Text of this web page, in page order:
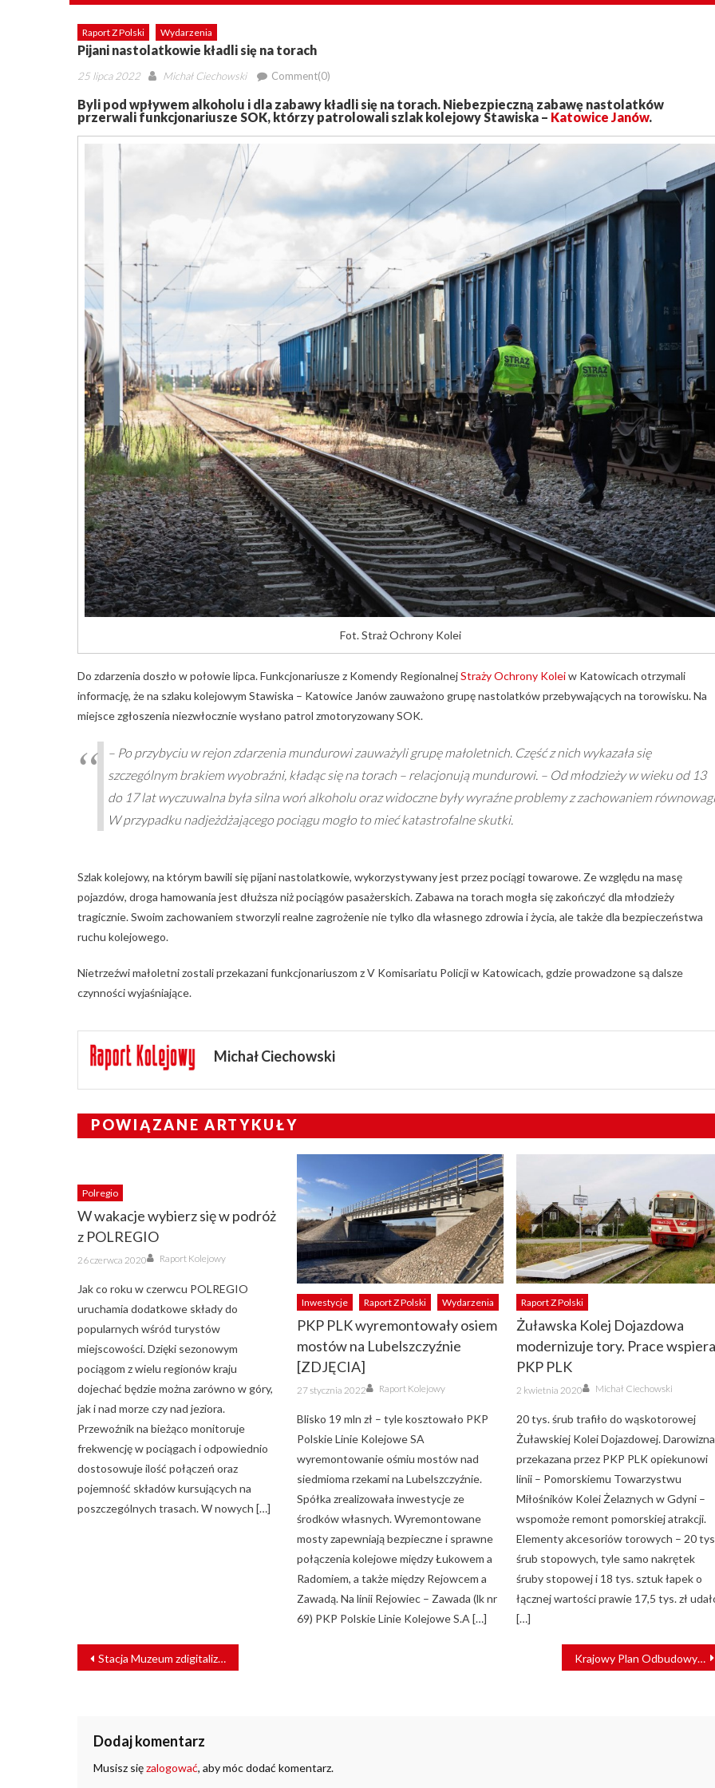
Raport Z Polski Wydarzenia
Pijani nastolatkowie kładli się na torach
Posted
25 lipca 2022 Author
Michał Ciechowski Comment(0)
Byli pod wpływem alkoholu i dla zabawy kładli się na torach. Niebezpieczną zabawę nastolatków
przerwali funkcjonariusze SOK, którzy patrolowali szlak kolejowy Stawiska – Katowice Janów.
Fot. Straż Ochrony Kolei
Do zdarzenia doszło w połowie lipca. Funkcjonariusze z Komendy RegionalnejStraży Ochrony Koleiw Katowicach otrzymali
informację, że na szlaku kolejowym Stawiska – Katowice Janów zauważono grupę nastolatków przebywających na torowisku. Na
miejsce zgłoszenia niezwłocznie wysłano patrol zmotoryzowany SOK.
– Po przybyciu w rejon zdarzenia mundurowi zauważyli grupę małoletnich. Część z nich wykazała się
szczególnym brakiem wyobraźni, kładąc się na torach – relacjonują mundurowi. – Od młodzieży w wieku od 13
do 17 lat wyczuwalna była silna woń alkoholu oraz widoczne były wyraźne problemy z zachowaniem
W przypadku nadjeżdżającego pociągu mogło to mieć katastrofalne skutki.
Szlak kolejowy, na którym bawili się pijani nastolatkowie, wykorzystywany jest przez pociągi towarowe. Ze względu na masę
pojazdów, droga hamowania jest dłuższa niż pociągów pasażerskich. Zabawa na torach mogła się zakończyć dla młodzieży
tragicznie. Swoim zachowaniem stworzyli realne zagrożenie nie tylko dla własnego zdrowia i życia, ale także dla bezpieczeństwa
ruchu kolejowego.
Nietrzeźwi małoletni zostali przekazani funkcjonariuszom z V Komisariatu Policji w Katowicach, gdzie prowadzone są dalsze
czynności wyjaśniające.
Michał Ciechowski
POWIĄZANE ARTYKUŁY
Polregio
W wakacje wybierz się w podróż
z POLREGIO
Posted
on
26 czerwca 2020 Author
Raport Kolejowy
Jak co roku w czerwcu POLREGIO
uruchamia dodatkowe składy do
popularnych wśród turystów
miejscowości. Dzięki sezonowym
pociągom z wielu regionów kraju
dojechać będzie można zarówno w góry,
jak i nad morze czy nad jeziora.
Przewoźnik na bieżąco monitoruje
frekwencję w pociągach i odpowiednio
dostosowuje ilość połączeń oraz
pojemność składów kursujących na
poszczególnych trasach. W nowych […]
Inwestycje Raport Z Polski Wydarzenia
PKP PLK wyremontowały osiem
mostów na Lubelszczyźnie
[ZDJĘCIA]
Posted
on
27 stycznia 2022 Author
Raport Kolejowy
Blisko 19 mln zł – tyle kosztowało PKP
Polskie Linie Kolejowe SA
wyremontowanie ośmiu mostów nad
siedmioma rzekami na Lubelszczyźnie.
Spółka zrealizowała inwestycje ze
środków własnych. Wyremontowane
mosty zapewniają bezpieczne i sprawne
połączenia kolejowe między Łukowem a
Radomiem, a także między Rejowcem a
Zawadą. Na linii Rejowiec – Zawada (lk nr
69) PKP Polskie Linie Kolejowe S.A […]
Raport Z Polski
Żuławska Kolej Dojazdowa
modernizuje tory. Prace
PKP PLK
Posted
on
2 kwietnia 2020 Author
Michał Ciechowski
20 tys. śrub trafiło do wąskotorowej
Żuławskiej Kolei Dojazdowej.
przekazana przez PKP PLK opiekunowi
linii – Pomorskiemu Towarzystwu
Miłośników Kolei Żelaznych w Gdyni –
wspomoże remont pomorskiej atrakcji.
Elementy akcesoriów torowych – 20
śrub stopowych, tyle samo nakrętek
śruby stopowej i 18 tys. sztuk łapek o
łącznej wartości prawie 17,5 tys. zł
[…]
NAWIGACJA
WPISU
Stacja Muzeum zdigitalizuje dokumentację parowozu Pt31 Krajowy Plan Odbudowy – CUPT jako jednostka wspierająca
Dodaj komentarz
Musisz sięzalogować, aby móc dodać komentarz.